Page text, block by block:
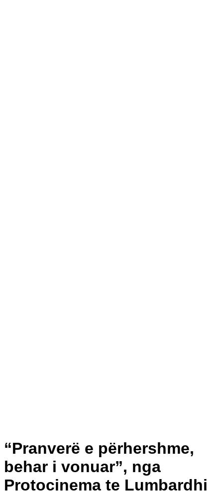
“Pranverë e përhershme,
behar i vonuar”, nga
Protocinema te Lumbardhi